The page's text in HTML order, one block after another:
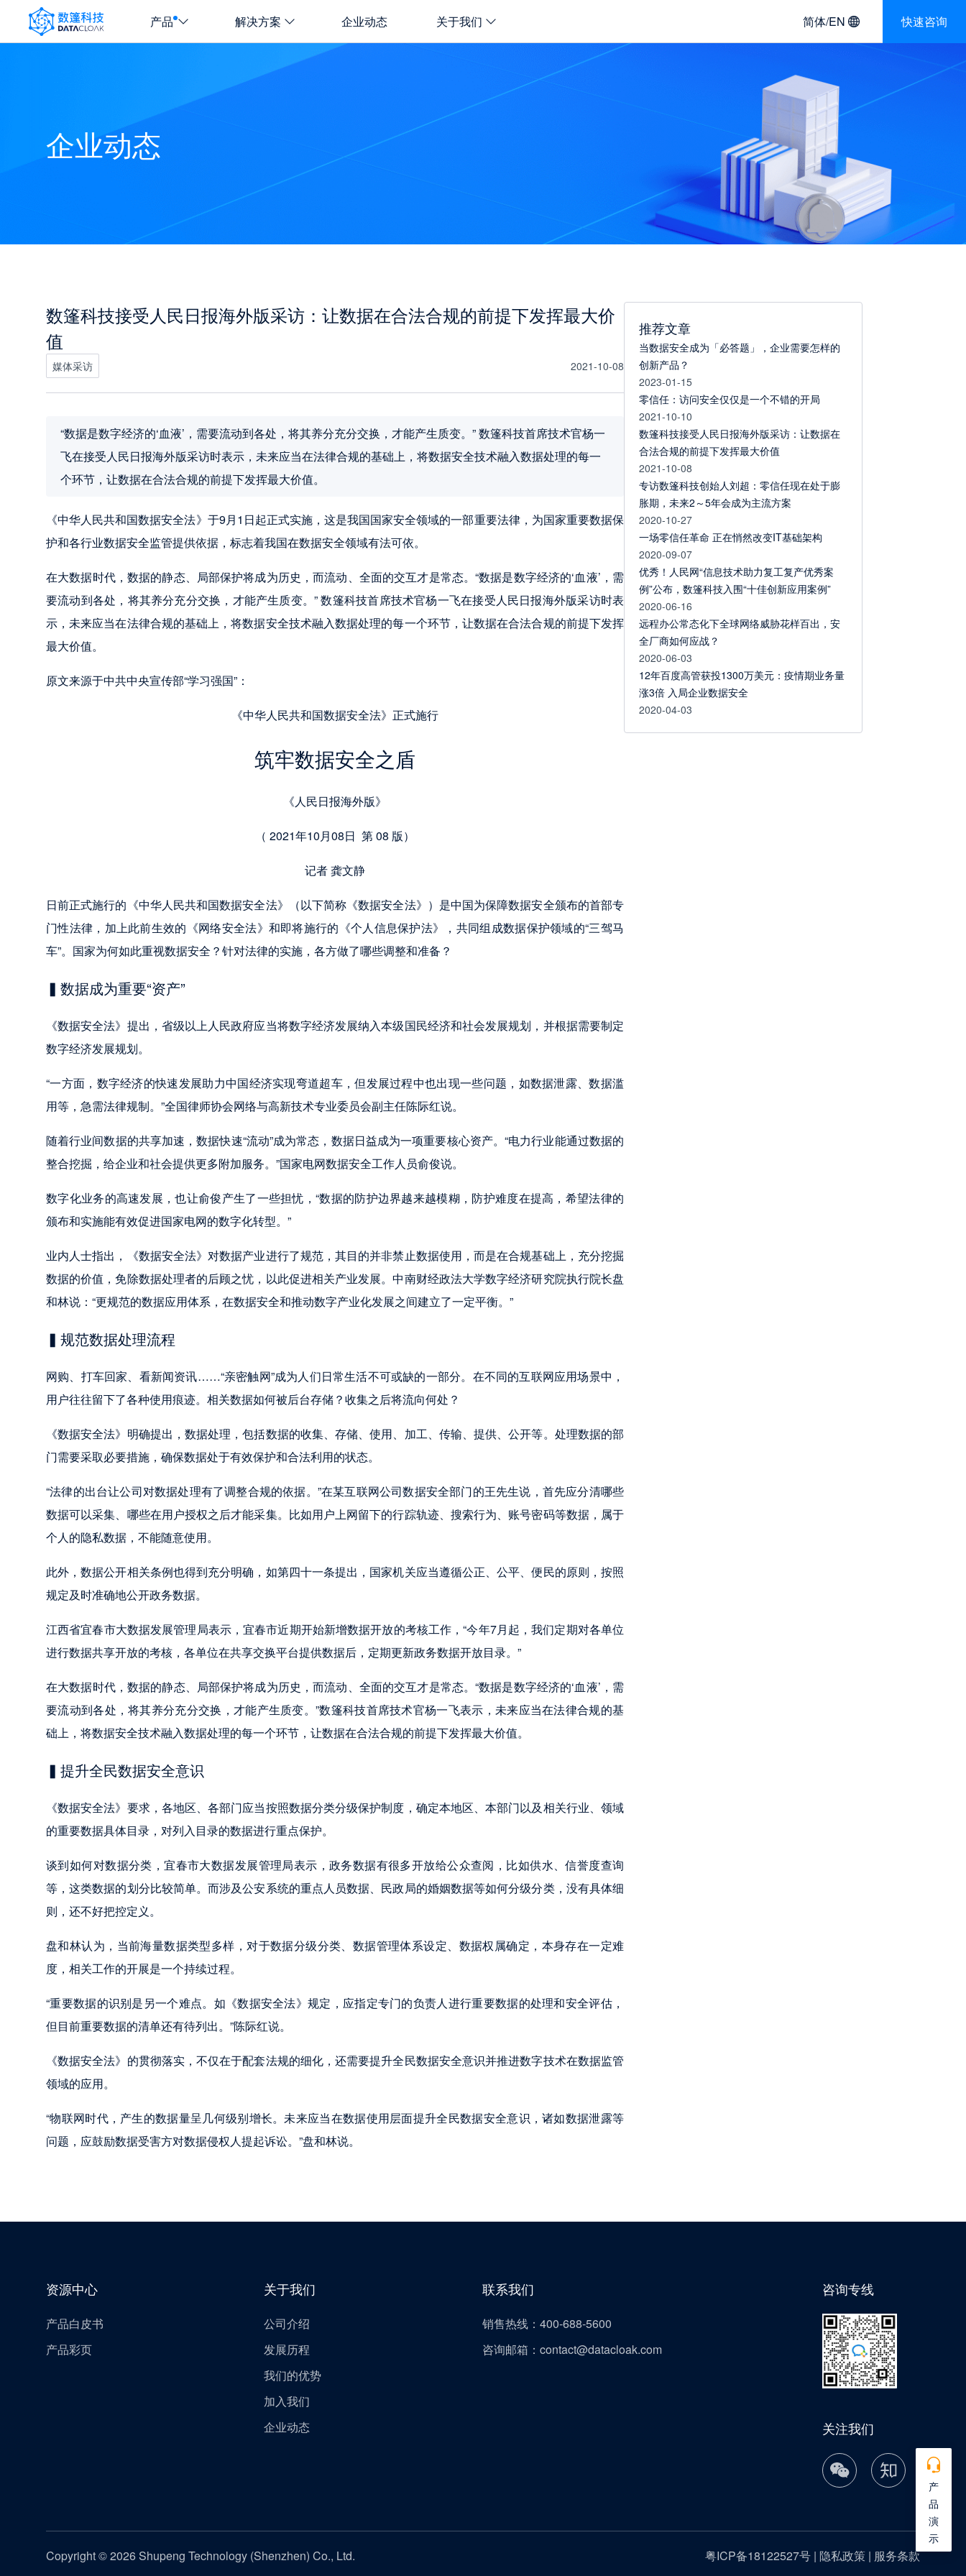
DATACLOAK
LOGO
产品 解决方案 企业动态 关于我们 简体/EN 快速咨询
企业动态
数篷科技接受人民日报海外版采访：让数据在合法合规的前提下发挥最大价
值
媒体采访 2021-10-08
“数据是数字经济的‘血液’，需要流动到各处，将其养分充分交换，才能产生质变。” 数篷科技首席技术官杨一
飞在接受人民日报海外版采访时表示，未来应当在法律合规的基础上，将数据安全技术融入数据处理的每一
个环节，让数据在合法合规的前提下发挥最大价值。
《中华人民共和国数据安全法》于9月1日起正式实施，这是我国国家安全领域的一部重要法律，为国家重要数据保
护和各行业数据安全监管提供依据，标志着我国在数据安全领域有法可依。
在大数据时代，数据的静态、局部保护将成为历史，而流动、全面的交互才是常态。“数据是数字经济的‘血液’，需
要流动到各处，将其养分充分交换，才能产生质变。” 数篷科技首席技术官杨一飞在接受人民日报海外版采访时表
示，未来应当在法律合规的基础上，将数据安全技术融入数据处理的每一个环节，让数据在合法合规的前提下发挥
最大价值。
原文来源于中共中央宣传部“学习强国”：
《中华人民共和国数据安全法》正式施行
筑牢数据安全之盾
《人民日报海外版》
（ 2021年10月08日  第 08 版）
记者 龚文静
日前正式施行的《中华人民共和国数据安全法》（以下简称《数据安全法》）是中国为保障数据安全颁布的首部专
门性法律，加上此前生效的《网络安全法》和即将施行的《个人信息保护法》，共同组成数据保护领域的“三驾马
车”。国家为何如此重视数据安全？针对法律的实施，各方做了哪些调整和准备？
▍数据成为重要“资产”
《数据安全法》提出，省级以上人民政府应当将数字经济发展纳入本级国民经济和社会发展规划，并根据需要制定
数字经济发展规划。
“一方面，数字经济的快速发展助力中国经济实现弯道超车，但发展过程中也出现一些问题，如数据泄露、数据滥
用等，急需法律规制。”全国律师协会网络与高新技术专业委员会副主任陈际红说。
随着行业间数据的共享加速，数据快速“流动”成为常态，数据日益成为一项重要核心资产。“电力行业能通过数据的
整合挖掘，给企业和社会提供更多附加服务。”国家电网数据安全工作人员俞俊说。
数字化业务的高速发展，也让俞俊产生了一些担忧，“数据的防护边界越来越模糊，防护难度在提高，希望法律的
颁布和实施能有效促进国家电网的数字化转型。”
业内人士指出，《数据安全法》对数据产业进行了规范，其目的并非禁止数据使用，而是在合规基础上，充分挖掘
数据的价值，免除数据处理者的后顾之忧，以此促进相关产业发展。中南财经政法大学数字经济研究院执行院长盘
和林说：“更规范的数据应用体系，在数据安全和推动数字产业化发展之间建立了一定平衡。”
▍规范数据处理流程
网购、打车回家、看新闻资讯……“亲密触网”成为人们日常生活不可或缺的一部分。在不同的互联网应用场景中，
用户往往留下了各种使用痕迹。相关数据如何被后台存储？收集之后将流向何处？
《数据安全法》明确提出，数据处理，包括数据的收集、存储、使用、加工、传输、提供、公开等。处理数据的部
门需要采取必要措施，确保数据处于有效保护和合法利用的状态。
“法律的出台让公司对数据处理有了调整合规的依据。”在某互联网公司数据安全部门的王先生说，首先应分清哪些
数据可以采集、哪些在用户授权之后才能采集。比如用户上网留下的行踪轨迹、搜索行为、账号密码等数据，属于
个人的隐私数据，不能随意使用。
此外，数据公开相关条例也得到充分明确，如第四十一条提出，国家机关应当遵循公正、公平、便民的原则，按照
规定及时准确地公开政务数据。
江西省宜春市大数据发展管理局表示，宜春市近期开始新增数据开放的考核工作，“今年7月起，我们定期对各单位
进行数据共享开放的考核，各单位在共享交换平台提供数据后，定期更新政务数据开放目录。”
在大数据时代，数据的静态、局部保护将成为历史，而流动、全面的交互才是常态。“数据是数字经济的‘血液’，需
要流动到各处，将其养分充分交换，才能产生质变。”数篷科技首席技术官杨一飞表示，未来应当在法律合规的基
础上，将数据安全技术融入数据处理的每一个环节，让数据在合法合规的前提下发挥最大价值。
▍提升全民数据安全意识
《数据安全法》要求，各地区、各部门应当按照数据分类分级保护制度，确定本地区、本部门以及相关行业、领域
的重要数据具体目录，对列入目录的数据进行重点保护。
谈到如何对数据分类，宜春市大数据发展管理局表示，政务数据有很多开放给公众查阅，比如供水、信誉度查询
等，这类数据的划分比较简单。而涉及公安系统的重点人员数据、民政局的婚姻数据等如何分级分类，没有具体细
则，还不好把控定义。
盘和林认为，当前海量数据类型多样，对于数据分级分类、数据管理体系设定、数据权属确定，本身存在一定难
度，相关工作的开展是一个持续过程。
“重要数据的识别是另一个难点。如《数据安全法》规定，应指定专门的负责人进行重要数据的处理和安全评估，
但目前重要数据的清单还有待列出。”陈际红说。
《数据安全法》的贯彻落实，不仅在于配套法规的细化，还需要提升全民数据安全意识并推进数字技术在数据监管
领域的应用。
“物联网时代，产生的数据量呈几何级别增长。未来应当在数据使用层面提升全民数据安全意识，诸如数据泄露等
问题，应鼓励数据受害方对数据侵权人提起诉讼。”盘和林说。
推荐文章
当数据安全成为「必答题」，企业需要怎样的
创新产品？
2023-01-15
零信任：访问安全仅仅是一个不错的开局
2021-10-10
数篷科技接受人民日报海外版采访：让数据在
合法合规的前提下发挥最大价值
2021-10-08
专访数篷科技创始人刘超：零信任现在处于膨
胀期，未来2～5年会成为主流方案
2020-10-27
一场零信任革命 正在悄然改变IT基础架构
2020-09-07
优秀！人民网“信息技术助力复工复产优秀案
例”公布，数篷科技入围“十佳创新应用案例”
2020-06-16
远程办公常态化下全球网络威胁花样百出，安
全厂商如何应战？
2020-06-03
12年百度高管获投1300万美元：疫情期业务量
涨3倍 入局企业数据安全
2020-04-03
资源中心
产品白皮书
产品彩页
关于我们
公司介绍
发展历程
我们的优势
加入我们
企业动态
联系我们
销售热线：400-688-5600
咨询邮箱：contact@datacloak.com
咨询专线
关注我们
Copyright © 2026 Shupeng Technology (Shenzhen) Co., Ltd. 粤ICP备18122527号 | 隐私政策 | 服务条款
产
品
演
示